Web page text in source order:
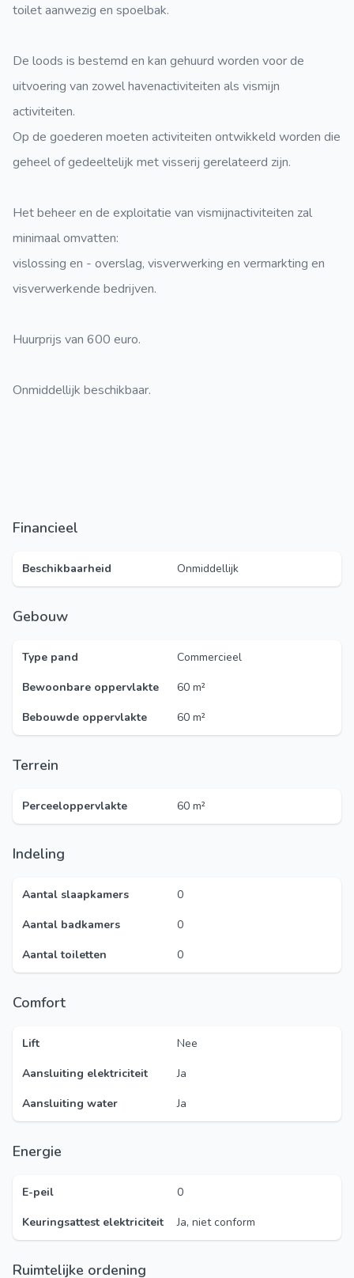
toilet aanwezig en spoelbak.
De loods is bestemd en kan gehuurd worden voor de
uitvoering van zowel havenactiviteiten als vismijn
activiteiten.
Op de goederen moeten activiteiten ontwikkeld worden die
geheel of gedeeltelijk met visserij gerelateerd zijn.
Het beheer en de exploitatie van vismijnactiviteiten zal
minimaal omvatten:
vislossing en - overslag, visverwerking en vermarkting en
visverwerkende bedrijven.
Huurprijs van 600 euro.
Onmiddellijk beschikbaar.
Financieel
Beschikbaarheid Onmiddellijk
Gebouw
Type pand
Commercieel
Bewoonbare oppervlakte
60 m²
Bebouwde oppervlakte
60 m²
Terrein
Perceeloppervlakte 60 m²
Indeling
Aantal slaapkamers
0
Aantal badkamers
0
Aantal toiletten
0
Comfort
Lift
Nee
Aansluiting elektriciteit
Ja
Aansluiting water
Ja
Energie
E-peil
0
Keuringsattest elektriciteit
Ja, niet conform
Ruimtelijke ordening